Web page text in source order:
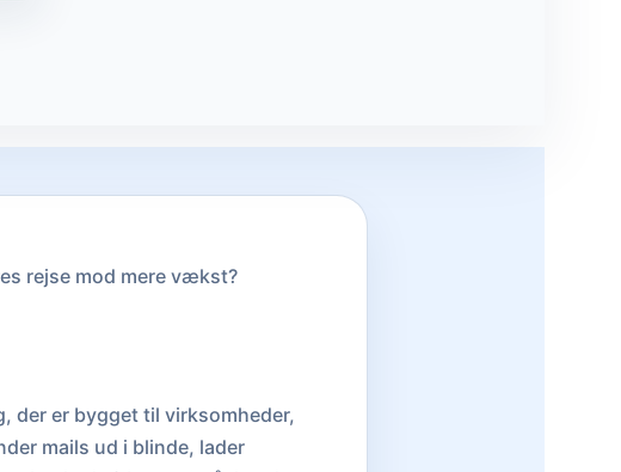
rejse mod mere vækst?
der er bygget til virksomheder,
mails ud i blinde, lader